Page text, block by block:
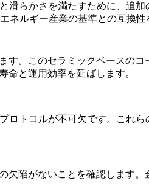
らかさを満たすために、追
ネルギー産業の基準との互換性
す。このセラミックベースの
命と運用効率を延ばします。
トコルが不可欠です。これ
陥がないことを確認します